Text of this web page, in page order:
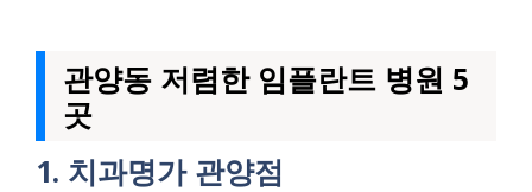
관양동 저렴한 임플란트 병원 5
곳
1. 치과명가 관양점